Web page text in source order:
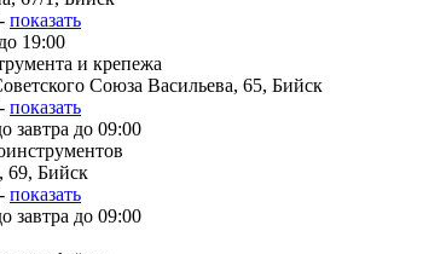
показать
19:00
и крепежа
Союза Васильева, 65, Бийск
показать
завтра до 09:00
69, Бийск
показать
завтра до 09:00